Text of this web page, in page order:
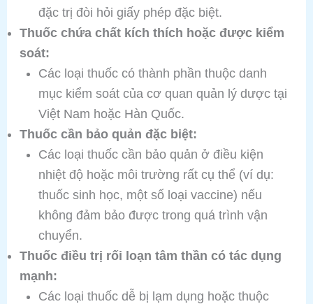
đặc trị đòi hỏi giấy phép đặc biệt.
Thuốc chứa chất kích thích hoặc được kiểm
soát:
Các loại thuốc có thành phần thuộc danh
mục kiểm soát của cơ quan quản lý dược tại
Việt Nam hoặc Hàn Quốc.
Thuốc cần bảo quản đặc biệt:
Các loại thuốc cần bảo quản ở điều kiện
nhiệt độ hoặc môi trường rất cụ thể (ví dụ:
thuốc sinh học, một số loại vaccine) nếu
không đảm bảo được trong quá trình vận
chuyển.
Thuốc điều trị rối loạn tâm thần có tác dụng
mạnh:
Các loại thuốc dễ bị lạm dụng hoặc thuộc